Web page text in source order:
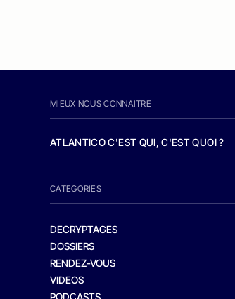
MIEUX NOUS CONNAITRE
ATLANTICO C'EST QUI, C'EST QUOI ?
CATEGORIES
DECRYPTAGES
DOSSIERS
RENDEZ-VOUS
VIDEOS
PODCASTS